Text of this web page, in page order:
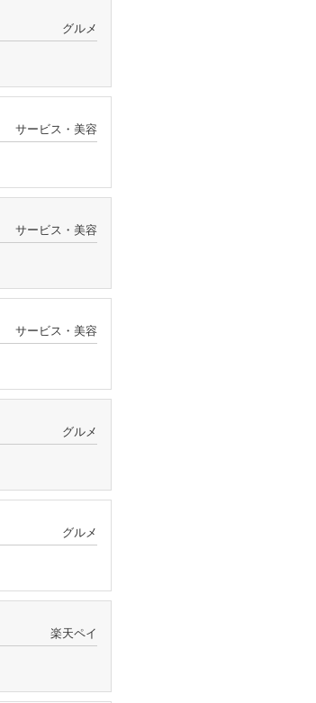
グルメ
サービス・美容
サービス・美容
サービス・美容
グルメ
グルメ
楽天ペイ